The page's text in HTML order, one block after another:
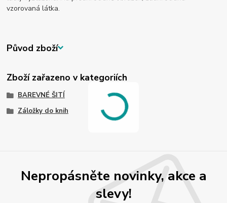
vzorovaná látka.
Původ zboží
Zboží zařazeno v kategoriích
BAREVNÉ ŠITÍ
Záložky do knih
Nepropásněte novinky, akce a
slevy!